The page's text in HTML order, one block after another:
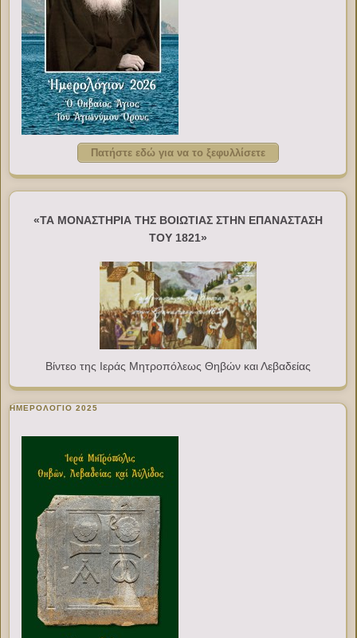
Πατήστε εδώ για να το ξεφυλλίσετε
«ΤΑ ΜΟΝΑΣΤΗΡΙΑ ΤΗΣ ΒΟΙΩΤΙΑΣ ΣΤΗΝ ΕΠΑΝΑΣΤΑΣΗ
ΤΟΥ 1821»
Βίντεο της Ιεράς Μητροπόλεως Θηβών και Λεβαδείας
ΗΜΕΡΟΛΟΓΙΟ 2025